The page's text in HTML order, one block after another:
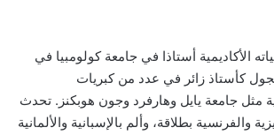
الأكاديمية أستاذا في جامعة كولومبيا في
كأستاذ زائر في عدد من كبريات
مثل جامعة يايل وهارفرد وجون هوبكنز. تحدث
والفرنسية بطلاقة، وألم بالإسبانية والألمانية